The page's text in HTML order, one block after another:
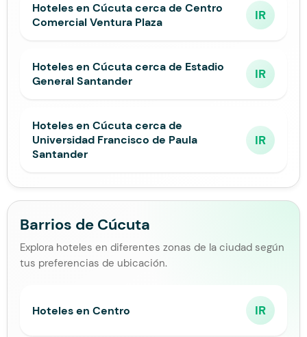
Hoteles en Cúcuta cerca de Centro
Comercial Ventura Plaza
IR
Hoteles en Cúcuta cerca de Estadio
General Santander
IR
Hoteles en Cúcuta cerca de
Universidad Francisco de Paula
Santander
IR
Barrios de Cúcuta
Explora hoteles en diferentes zonas de la ciudad según
tus preferencias de ubicación.
Hoteles en Centro IR